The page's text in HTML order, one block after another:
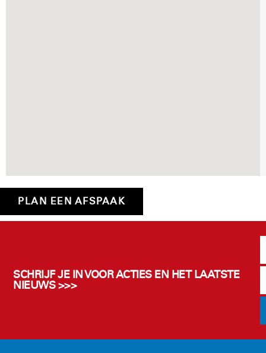
PLAN EEN AFSPAAK
SCHRIJF JE IN VOOR ACTIES EN HET LAATSTE
NIEUWS >>>